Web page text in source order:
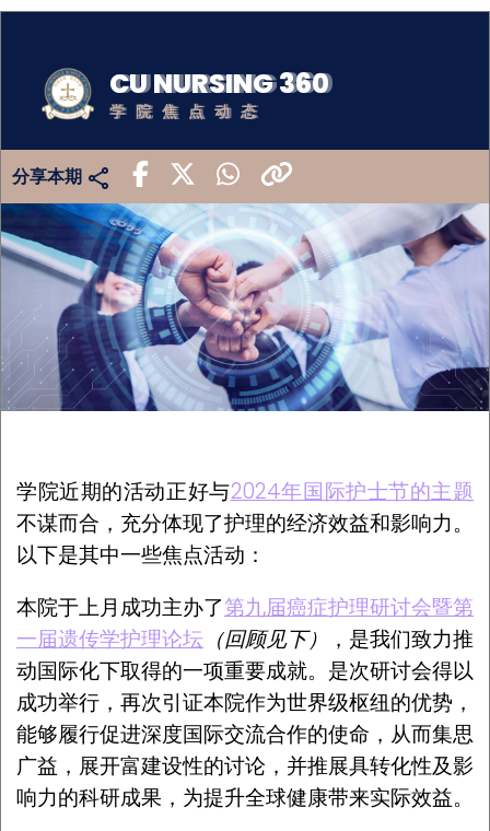
CU NURSING 360
学院焦点动态
分享本期
学院近期的活动正好与2024年国际护士节的主题
不谋而合，充分体现了护理的经济效益和影响力。
以下是其中一些焦点活动：
本院于上月成功主办了第九届癌症护理研讨会暨第
一届遗传学护理论坛 （回顾见下）
，是我们致力推
动国际化下取得的一项重要成就。是次研讨会得以
成功举行，再次引证本院作为世界级枢纽的优势，
能够履行促进深度国际交流合作的使命，从而集思
广益，展开富建设性的讨论，并推展具转化性及影
响力的科研成果，为提升全球健康带来实际效益。